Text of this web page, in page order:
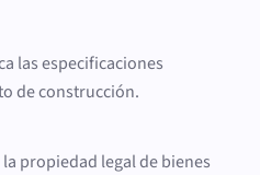
las especificaciones
de construcción.
propiedad legal de bienes